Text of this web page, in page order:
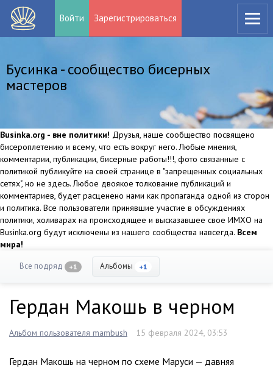
Войти Зарегистрироваться
Бусинка - сообщество бисерных
мастеров
Businka.org - вне политики! Друзья, наше сообщество посвящено
бисероплетению и всему, что есть вокруг него. Любые мнения,
комментарии, публикации, бисерные работы!!!, фото связанные с
политикой публикуйте на своей странице в "запрещенных социальных
сетях", но не здесь. Любое двоякое толкование публикаций и
комментариев, будет расценено нами как пропаганда одной из сторон
и политика. Все пользователи принявшие участие в обсуждениях
политики, холиварах на происходящее и высказавшее свое ИМХО на
Businka.org будут исключены из нашего сообщества навсегда. Всем
мира!
Все подряд +1 Альбомы +1
Гердан Макошь в черном
Альбом пользователя mambush 15 февраля 2024, 03:53
Гердан Макошь на черном по схеме Маруси — давняя